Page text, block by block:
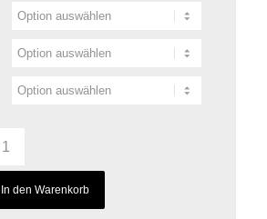
In den Warenkorb